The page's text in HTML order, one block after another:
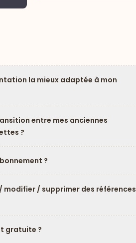
la mieux adaptée à mon
entre mes anciennes
?
?
/ supprimer des références
gratuite ?